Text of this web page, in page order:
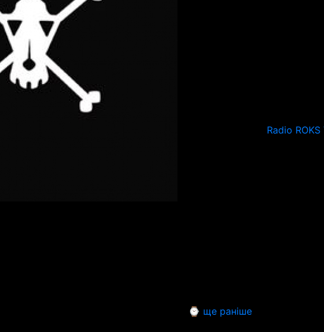
⌚ ще раніше
Radio